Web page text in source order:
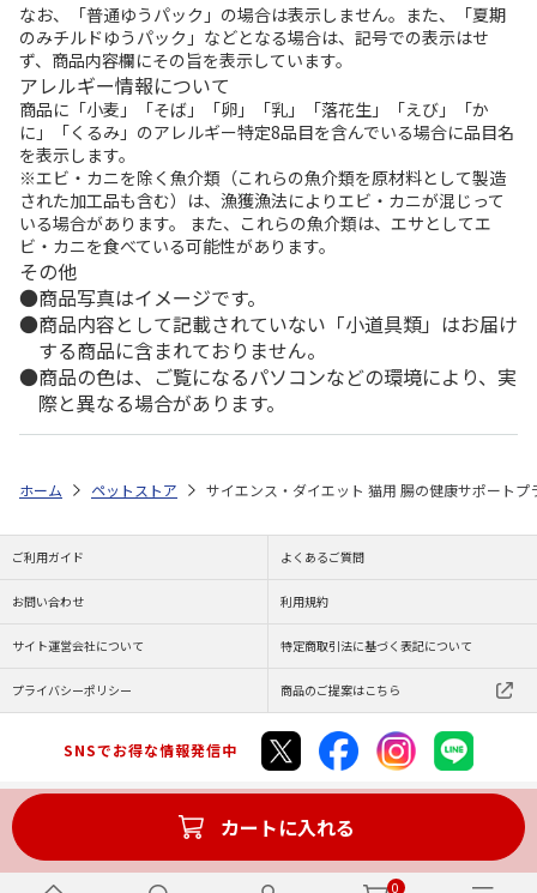
0
なお、「普通ゆうパック」の場合は表示しません。また、「夏期
のみチルドゆうパック」などとなる場合は、記号での表示はせ
ず、商品内容欄にその旨を表示しています。
アレルギー情報について
商品に「小麦」「そば」「卵」「乳」「落花生」「えび」「か
に」「くるみ」のアレルギー特定8品目を含んでいる場合に品目名
を表示します。
※エビ・カニを除く魚介類（これらの魚介類を原材料として製造
された加工品も含む）は、漁獲漁法によりエビ・カニが混じって
いる場合があります。 また、これらの魚介類は、エサとしてエ
ビ・カニを食べている可能性があります。
その他
商品写真はイメージです。
商品内容として記載されていない「小道具類」はお届け
する商品に含まれておりません。
商品の色は、ご覧になるパソコンなどの環境により、実
際と異なる場合があります。
カートに入れる
ホーム ペットストア サイエンス・ダイエット 猫用 腸の健康サポートプ
ご利用ガイド よくあるご質問
お問い合わせ 利用規約
サイト運営会社について 特定商取引法に基づく表記について
プライバシーポリシー 商品のご提案はこちら
SNSでお得な情報発信中